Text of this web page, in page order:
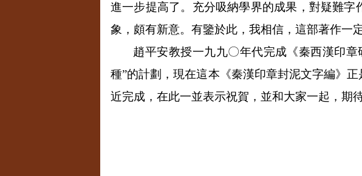
進一步提高了。充分吸納學界的成果，對疑難
象，頗有新意。有鑒於此，我相信，這部著作一
趙平安教授一九九〇年代完成《秦西漢印
種”的計劃，現在這本《秦漢印章封泥文字編》
近完成，在此一並表示祝賀，並和大家一起，期